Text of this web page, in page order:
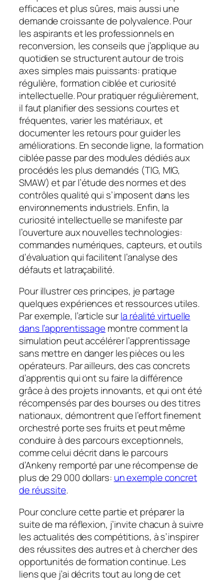
efficaces et plus sûres, mais aussi une
demande croissante de polyvalence. Pour
les aspirants et les professionnels en
reconversion, les conseils que j’applique au
quotidien se structurent autour de trois
axes simples mais puissants: pratique
régulière, formation ciblée et curiosité
intellectuelle. Pour pratiquer régulièrement,
il faut planifier des sessions courtes et
fréquentes, varier les matériaux, et
documenter les retours pour guider les
améliorations. En seconde ligne, la formation
ciblée passe par des modules dédiés aux
procédés les plus demandés (TIG, MIG,
SMAW) et par l’étude des normes et des
contrôles qualité qui s’imposent dans les
environnements industriels. Enfin, la
curiosité intellectuelle se manifeste par
l’ouverture aux nouvelles technologies:
commandes numériques, capteurs, et outils
d’évaluation qui facilitent l’analyse des
défauts et latraçabilité.
Pour illustrer ces principes, je partage
quelques expériences et ressources utiles.
Par exemple, l’article surla réalité virtuelle
dans l’apprentissage montre comment la
simulation peut accélérer l’apprentissage
sans mettre en danger les pièces ou les
opérateurs. Par ailleurs, des cas concrets
d’apprentis qui ont su faire la différence
grâce à des projets innovants, et qui ont été
récompensés par des bourses ou des titres
nationaux, démontrent que l’effort finement
orchestré porte ses fruits et peut même
conduire à des parcours exceptionnels,
comme celui décrit dans le parcours
d’Ankeny remporté par une récompense de
plus de 29 000 dollars: un exemple concret
de réussite.
Pour conclure cette partie et préparer la
suite de ma réflexion, j’invite chacun à suivre
les actualités des compétitions, à s’inspirer
des réussites des autres et à chercher des
opportunités de formation continue. Les
liens que j’ai décrits tout au long de cet